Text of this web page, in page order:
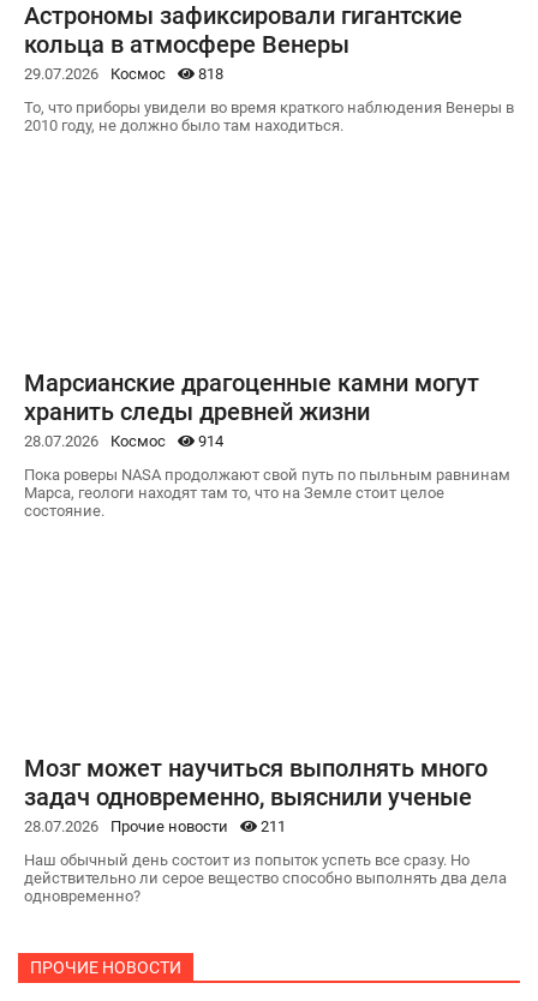
Астрономы зафиксировали гигантские
кольца в атмосфере Венеры
29.07.2026 Космос
818
То, что приборы увидели во время краткого наблюдения Венеры в
2010 году, не должно было там находиться.
Марсианские драгоценные камни могут
хранить следы древней жизни
28.07.2026 Космос
914
Пока роверы NASA продолжают свой путь по пыльным равнинам
Марса, геологи находят там то, что на Земле стоит целое
состояние.
Мозг может научиться выполнять много
задач одновременно, выяснили ученые
28.07.2026 Прочие новости
211
Наш обычный день состоит из попыток успеть все сразу. Но
действительно ли серое вещество способно выполнять два дела
одновременно?
ПРОЧИЕ НОВОСТИ